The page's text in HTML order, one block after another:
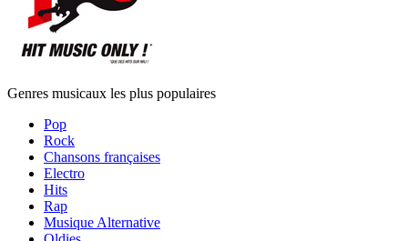
Genres musicaux les plus populaires
Pop
Rock
Chansons françaises
Electro
Hits
Rap
Musique Alternative